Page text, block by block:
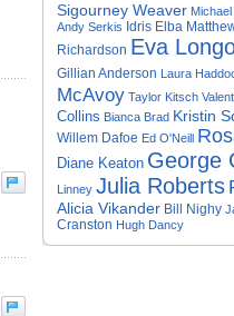
Sigourney Weaver
Andy Serkis Idris Elba
Richardson Eva
Gillian Anderson Laura
McAvoy Taylor Kitsch
Collins Bianca Brad Kristin
Willem Dafoe Ed O'Neill
Diane Keaton George
Linney Julia Roberts
Alicia Vikander Bill Nighy
Cranston Hugh Dancy